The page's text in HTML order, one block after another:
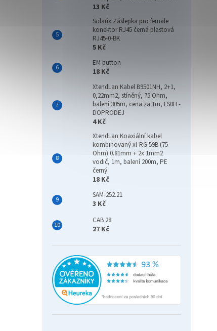
13 Kč
Solarix Záslepka pro female
konektor RJ45 černá plastová
RJ45-0-BK
5 Kč
EM button
18 Kč
XtendLan Kabel B9501NH, 2+1,
0,22mm2, stíněný, 75 Ohm,
balení 305m, cena za 1m, LS0H -
DOPRODEJ
4 Kč
XtendLan Koaxiální kabel
kombinovaný xl-RG 59B (75
Ohm) 0.81mm + 2x 1mm2
vodič, 1m, balení 200m, PE
černý
18 Kč
SAM-252.21
3 Kč
CAB 28
27 Kč